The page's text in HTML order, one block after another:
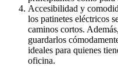
Accesibilidad y
los patinetes eléctricos
caminos cortos.
guardarlos
ideales para quienes
oficina.